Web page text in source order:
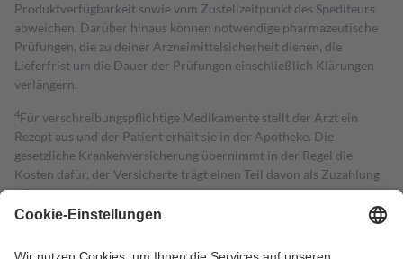
Produktverfügbarkeit sowie vom Zustellzeitpunkt des Spediteurs
abweichen. Darüber hinaus können notwendige pharmazeutische
Prüfungen, die zu deiner Arzneimittelsicherheit dienen, die
Lieferfrist um die Dauer der Prüfungen einschließlich Klärungen
verlängern.
4Für verschreibungspflichtige Medikamente stellt der Arzt ein
Rezept aus und der Patient erhält sie in der Apotheke. Die
gesetzliche Krankenversicherung übernimmt in der Regel die
Kosten dafür, der Versicherte trägt einen Teil davon als Zuzahlung
mit.
Grundsätzlich leisten Mitglieder Zuzahlungen in Höhe von zehn
höchstens zehn Euro.
Es sind jedoch nie mehr als die tatsächlichen